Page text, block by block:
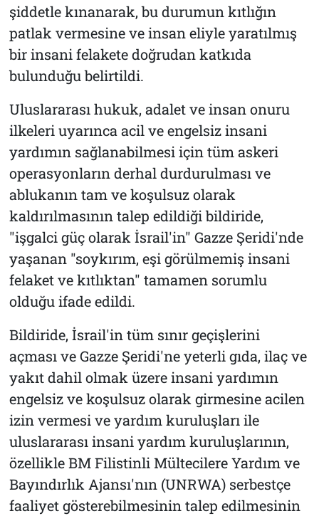
şiddetle kınanarak, bu durumun kıtlığın
patlak vermesine ve insan eliyle yaratılmış
bir insani felakete doğrudan katkıda
bulunduğu belirtildi.
Uluslararası hukuk, adalet ve insan onuru
ilkeleri uyarınca acil ve engelsiz insani
yardımın sağlanabilmesi için tüm askeri
operasyonların derhal durdurulması ve
ablukanın tam ve koşulsuz olarak
kaldırılmasının talep edildiği bildiride,
"işgalci güç olarak İsrail'in" Gazze Şeridi'nde
yaşanan "soykırım, eşi görülmemiş insani
felaket ve kıtlıktan" tamamen sorumlu
olduğu ifade edildi.
Bildiride, İsrail'in tüm sınır geçişlerini
açması ve Gazze Şeridi'ne yeterli gıda, ilaç ve
yakıt dahil olmak üzere insani yardımın
engelsiz ve koşulsuz olarak girmesine acilen
izin vermesi ve yardım kuruluşları ile
uluslararası insani yardım kuruluşlarının,
özellikle BM Filistinli Mültecilere Yardım ve
Bayındırlık Ajansı'nın (UNRWA) serbestçe
faaliyet gösterebilmesinin talep edilmesinin